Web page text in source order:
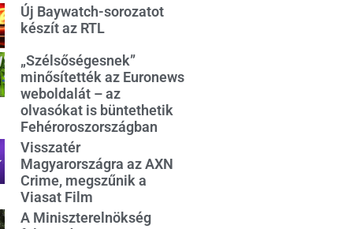
Új Baywatch-sorozatot
készít az RTL
„Szélsőségesnek”
minősítették az Euronews
weboldalát – az
olvasókat is büntethetik
Fehéroroszországban
Visszatér
Magyarországra az AXN
Crime, megszűnik a
Viasat Film
A Miniszterelnökség